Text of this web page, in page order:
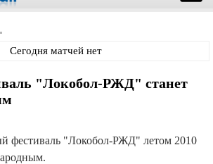
Сегодня матчей нет
"Локобол-РЖД" станет
фестиваль "Локобол-РЖД" летом 2010